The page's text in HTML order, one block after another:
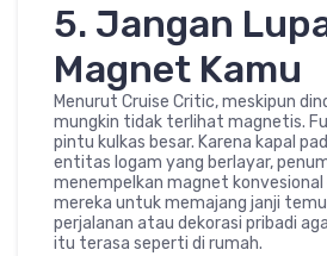
5. Jangan
Magnet Kamu
Menurut Cruise Critic, meskipun
mungkin tidak terlihat magnetis.
pintu kulkas besar. Karena kapal
entitas logam yang berlayar,
menempelkan magnet konvesional
mereka untuk memajang janji
perjalanan atau dekorasi pribadi
itu terasa seperti di rumah.